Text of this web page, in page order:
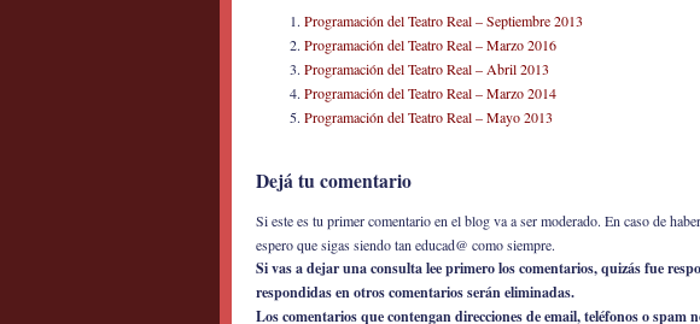
Programación del Teatro Real – Septiembre 2013
Programación del Teatro Real – Marzo 2016
Programación del Teatro Real – Abril 2013
Programación del Teatro Real – Marzo 2014
Programación del Teatro Real – Mayo 2013
Dejá tu comentario
Si este es tu primer comentario en el blog va a ser moderado. En caso de
espero que sigas siendo tan educad@ como siempre.
Si vas a dejar una consulta lee primero los comentarios, quizás fue
respondidas en otros comentarios serán eliminadas.
Los comentarios que contengan direcciones de email, teléfonos o spam